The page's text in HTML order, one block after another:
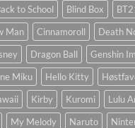
to School Blind Box
Man Cinnamoroll
Death
Dragon Ball Genshin
Miku Hello Kitty
Kirby Kuromi
Lulu
My Melody Naruto